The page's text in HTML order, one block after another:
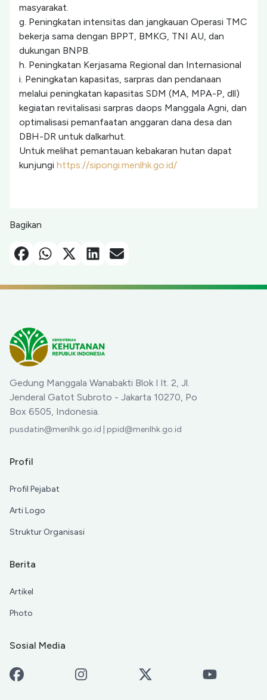
masyarakat.
g. Peningkatan intensitas dan jangkauan Operasi TMC
bekerja sama dengan BPPT, BMKG, TNI AU, dan
dukungan BNPB.
h. Peningkatan Kerjasama Regional dan Internasional
i. Peningkatan kapasitas, sarpras dan pendanaan
melalui peningkatan kapasitas SDM (MA, MPA-P, dll)
kegiatan revitalisasi sarpras daops Manggala Agni, dan
optimalisasi pemanfaatan anggaran dana desa dan
DBH-DR untuk dalkarhut.
Untuk melihat pemantauan kebakaran hutan dapat
kunjungi https://sipongi.menlhk.go.id/
Bagikan
FacebookWhatsappX-TwitterLinkedin
Email
Gedung Manggala Wanabakti Blok I lt. 2, Jl.
Jenderal Gatot Subroto - Jakarta 10270, Po
Box 6505, Indonesia.
pusdatin@menlhk.go.id | ppid@menlhk.go.id
Profil
Profil Pejabat
Arti Logo
Struktur Organisasi
Berita
Artikel
Photo
Sosial Media
Facebook Instagram X-Twitter Youtube